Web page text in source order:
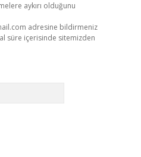
aykırı olduğunu
adresine bildirmeniz
süre içerisinde sitemizden